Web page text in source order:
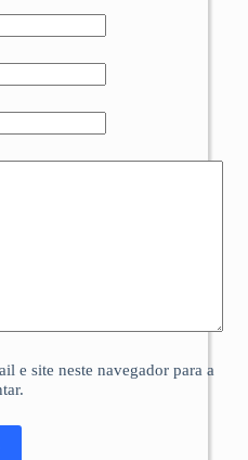
e site neste navegador para a